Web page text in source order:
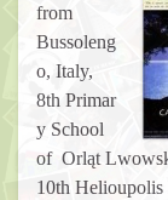
from
Bussoleng
o, Italy,
8th Primar
y School
of Orląt
10th Helioupolis